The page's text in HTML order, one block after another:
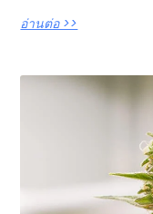
อ่านต่อ >>